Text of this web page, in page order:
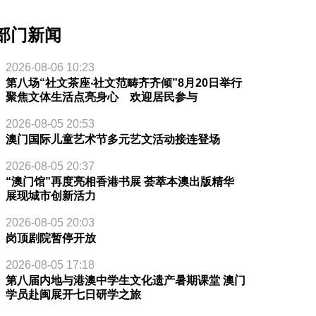
门新闻
2026-08-06 10:23
第八场“社文茶座‧社文范畴齐齐倾”8月20日举行
聚焦文体生活点亮身心 欢迎居民参与
2026-08-05 20:53
澳门国际儿童艺术节多元艺文活动接连登场
2026-08-05 20:37
“澳门馆”再度亮相香港书展 荟萃本澳出版精华
展现城市创新活力
2026-08-05 20:03
岗顶剧院暂停开放
2026-08-05 17:18
第八届内地与港澳中学生文化遗产暑期课堂 澳门
学员赴闽展开七日研学之旅